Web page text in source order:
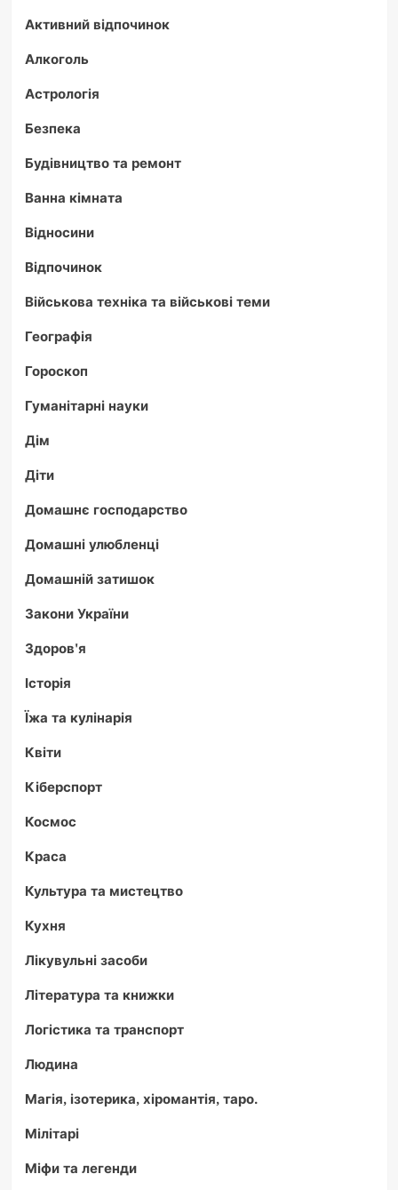
Активний відпочинок
Алкоголь
Астрологія
Безпека
Будівництво та ремонт
Ванна кімната
Відносини
Відпочинок
Військова техніка та військові теми
Географія
Гороскоп
Гуманітарні науки
Дім
Діти
Домашнє господарство
Домашні улюбленці
Домашній затишок
Закони України
Здоров'я
Історія
Їжа та кулінарія
Квіти
Кіберспорт
Космос
Краса
Культура та мистецтво
Кухня
Лікувульні засоби
Література та книжки
Логістика та транспорт
Людина
Магія, ізотерика, хіромантія, таро.
Мілітарі
Міфи та легенди